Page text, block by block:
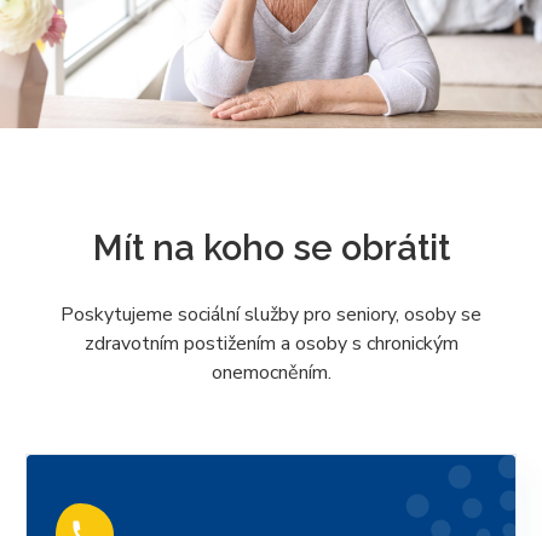
Mít na koho se obrátit
Poskytujeme sociální služby pro seniory, osoby se
zdravotním postižením a osoby s chronickým
onemocněním.